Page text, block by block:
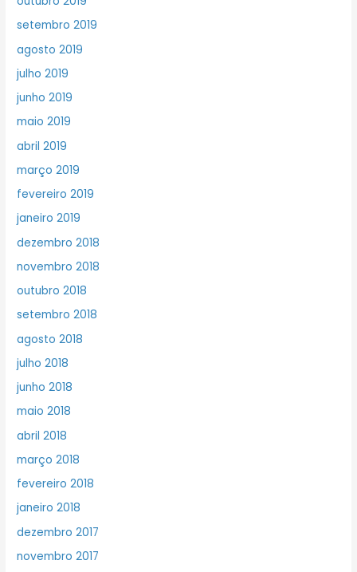
setembro 2019
agosto 2019
julho 2019
junho 2019
maio 2019
abril 2019
março 2019
fevereiro 2019
janeiro 2019
dezembro 2018
novembro 2018
outubro 2018
setembro 2018
agosto 2018
julho 2018
junho 2018
maio 2018
abril 2018
março 2018
fevereiro 2018
janeiro 2018
dezembro 2017
novembro 2017